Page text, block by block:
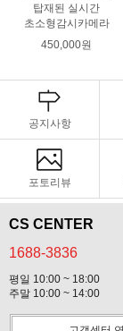
탑재된 실시간
초소형감시카메라
450,000원
공지사항
포토리뷰
CS CENTER
1688-3836
평일 10:00 ~ 18:00
주말 10:00 ~ 14:00